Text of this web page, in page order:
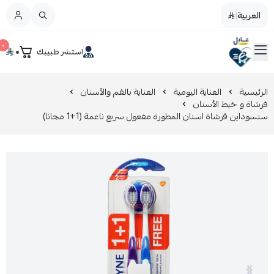
العربية|
صيدليات عادل استشر طبيبك ٠ ٠ القائمة الرئيسية
تخفيضات
المدونة
مزيل طلاء الأظافر
عرض الكل
العناية اليومية
الرئيسية العناية اليومية العناية بالفم والأسنان
فرشاة و خيط الأسنان
سنسوداين فرشاة اسنان المطورة مفعول سريع ناعمة (1+1 مجانا)